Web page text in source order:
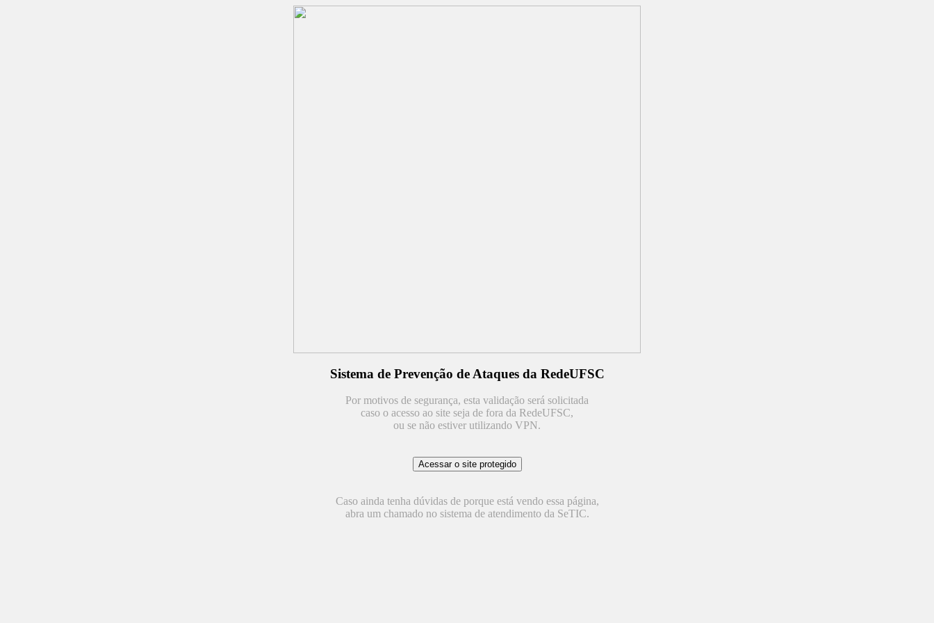
Sistema de Prevenção de Ataques da RedeUFSC
Por motivos de segurança, esta validação será solicitada
caso o acesso ao site seja de fora da RedeUFSC,
ou se não estiver utilizando VPN.
Caso ainda tenha dúvidas de porque está vendo essa página,
abra um chamado no sistema de atendimento da SeTIC.